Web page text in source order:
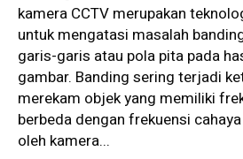
kamera CCTV merupakan
untuk mengatasi masalah
garis-garis atau pola pita pada
gambar. Banding sering terjadi
merekam objek yang memiliki
berbeda dengan frekuensi
oleh kamera...